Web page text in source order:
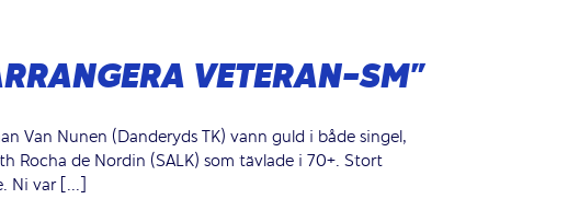
VETERAN-SM”
Van Nunen (Danderyds TK) vann guld i både singel,
Rocha de Nordin (SALK) som tävlade i 70+. Stort
Ni var [...]